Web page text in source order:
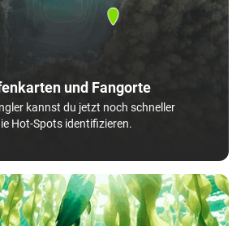
und Fangorte
kannst du jetzt noch schneller
Hot-Spots identifizieren.